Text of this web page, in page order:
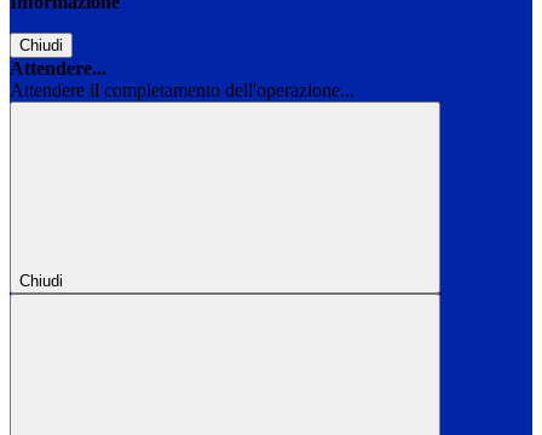
Chiudi
Attendere...
Attendere il completamento dell'operazione...
Chiudi